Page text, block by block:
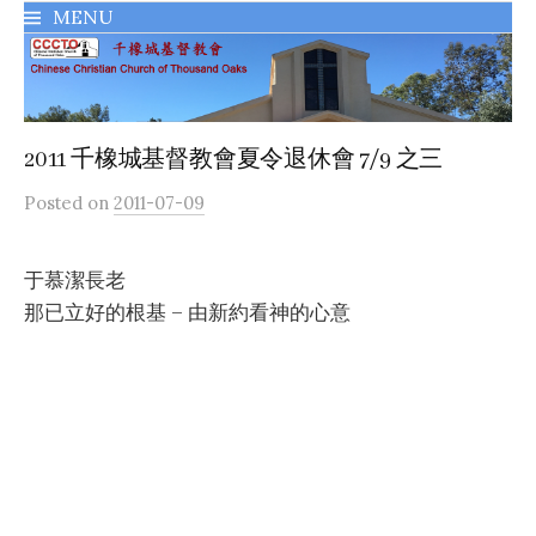
MENU
2011 千橡城基督教會夏令退休會 7/9 之三
Posted on 2011-07-09
于慕潔長老
那已立好的根基 – 由新約看神的心意